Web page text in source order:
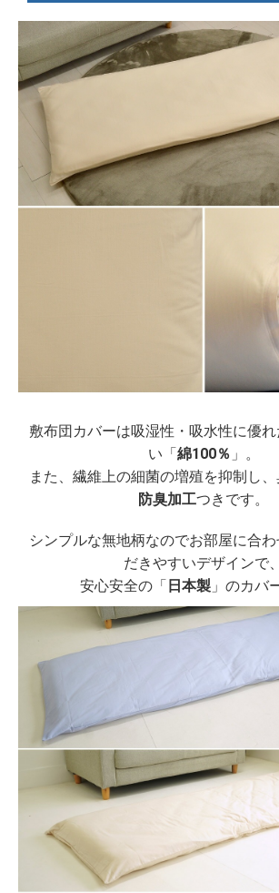
敷布団カバーは吸湿性・吸水性に優
い「綿100％ 」。
また、繊維上の細菌の増殖を抑制し
防臭加工つきです。
シンプルな無地柄なのでお部屋に合
だきやすいデザインで、
安心安全の「 日本製 」のカバ